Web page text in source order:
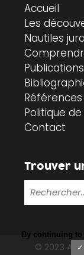
Accueil
Les
Nautiles
Publications
Références
Politique
Contact
Trouver
© 2023
By continuing
✓